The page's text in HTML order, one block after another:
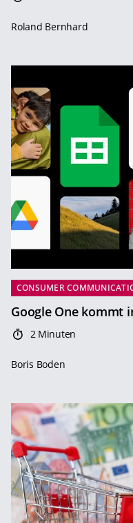
Roland Bernhard
CONSUMER
Google One kommt
2 Minuten
Boris Boden